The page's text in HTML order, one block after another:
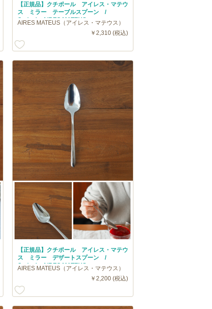
【正規品】クチポール アイレス・マテウ
ス ミラー テーブルスプーン /
Cutipol AIRES MATEUS
AIRES MATEUS（アイレス・マテウス）
￥2,310 (税込)
【正規品】クチポール アイレス・マテウ
ス ミラー デザートスプーン /
Cutipol AIRES MATEUS
AIRES MATEUS（アイレス・マテウス）
￥2,200 (税込)